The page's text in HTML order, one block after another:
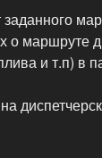
заданного
о маршруте
и т.п) в